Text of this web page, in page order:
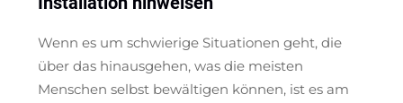
Wenn es um schwierige Situationen geht, die
über das hinausgehen, was die meisten
Menschen selbst bewältigen können, ist es am